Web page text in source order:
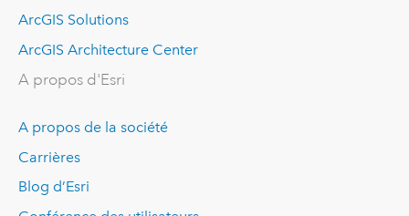
ArcGIS Solutions
ArcGIS Architecture Center
A propos d'Esri
A propos de la société
Carrières
Blog d’Esri